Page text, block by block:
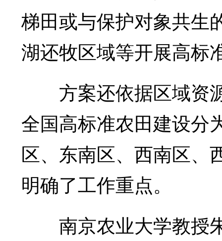
梯田或与保护对象共生
湖还牧区域等开展高标
方案还依据区域资
全国高标准农田建设分
区、东南区、西南区、
明确了工作重点。
南京农业大学教授